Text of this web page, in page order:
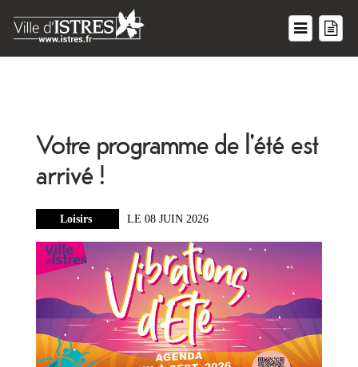
Votre programme de l'été est
arrivé !
Loisirs LE 08 JUIN 2026